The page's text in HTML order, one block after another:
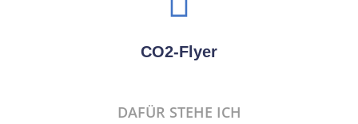
CO2-Flyer
DAFÜR STEHE ICH